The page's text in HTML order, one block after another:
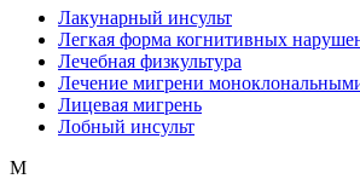
Лакунарный инсульт
Легкая форма когнитивных
Лечебная физкультура
Лечение мигрени
Лицевая мигрень
Лобный инсульт
М